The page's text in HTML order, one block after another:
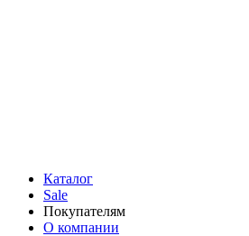
Каталог
Sale
Покупателям
О компании